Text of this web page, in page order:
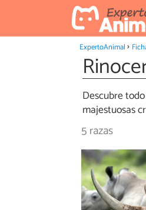
ExpertoAnimal
Descubre
majestuosas
5 razas